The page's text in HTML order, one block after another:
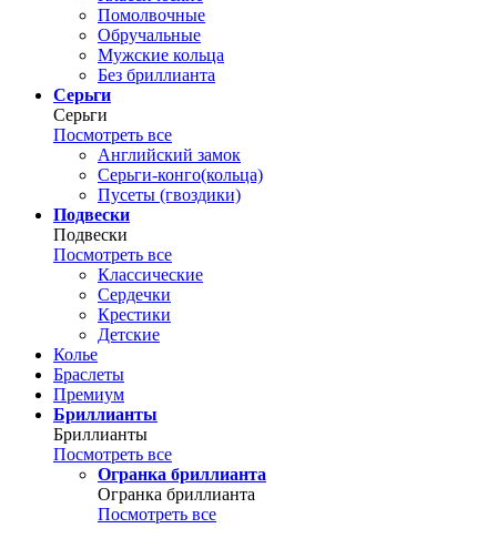
Помолвочные
Обручальные
Мужские кольца
Без бриллианта
Серьги
Серьги
Посмотреть все
Английский замок
Серьги-конго(кольца)
Пусеты (гвоздики)
Подвески
Подвески
Посмотреть все
Классические
Сердечки
Крестики
Детские
Колье
Браслеты
Премиум
Бриллианты
Бриллианты
Посмотреть все
Огранка бриллианта
Огранка бриллианта
Посмотреть все